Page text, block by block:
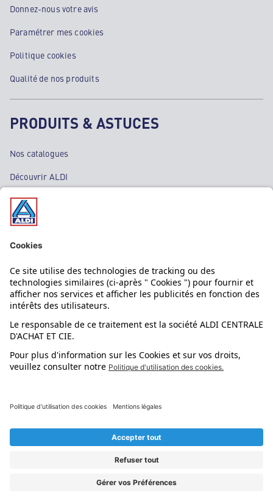
Donnez-nous votre avis
Paramétrer mes cookies
Politique cookies
Qualité de nos produits
PRODUITS & ASTUCES
Nos catalogues
Découvrir ALDI
Nos bons plans
Nos rayons
Nos marques
Nos astuces
Évènements
L'application mobile